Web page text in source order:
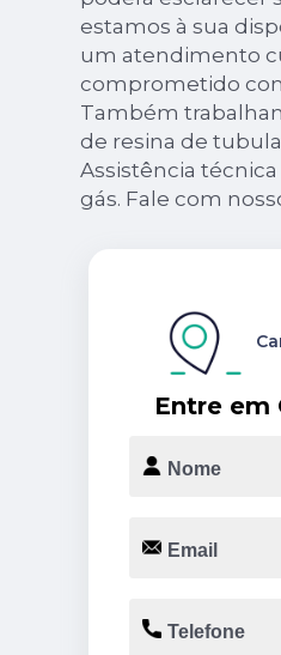
estamos à sua
um atendimento
comprometido
Também
de resina de
Assistência
gás. Fale com
Entre em